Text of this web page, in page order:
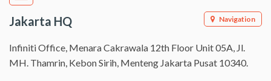
Jakarta HQ Navigation
Infiniti Office, Menara Cakrawala 12th Floor Unit 05A, Jl.
MH. Thamrin, Kebon Sirih, Menteng Jakarta Pusat 10340.